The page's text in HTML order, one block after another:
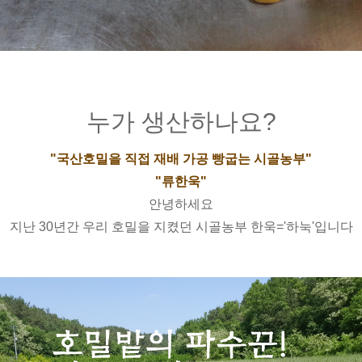
누가 생산하나요?
"국산호밀을 직접 재배 가공 빵굽는 시골농부"
"류한욱"
안녕하세요
지난 30년간 우리 호밀을 지켰던 시골농부 한욱='하눅'입니다